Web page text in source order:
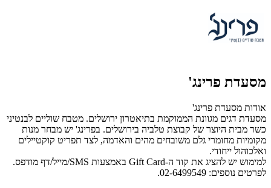
מסעדת פרינג'
אודות מסעדת פרינג'
מסעדת דגים מגוונת הממוקמת בתיאטרון ירושלים. מטבח שוליים לבנטיני
כשר מבית היוצר של קבוצת טלביה בירושלים. בפרינג' יש מבחר מנות
מקומיות מחומרי גלם משובחים מהים והאדמה, לצד תפריט קוקטיילים
ואלכוהול ייחודי.
למימוש יש להציג את קוד ה-Gift Card באמצעות SMS/מייל/דף מודפס.
לפרטים נוספים: 02-6499549.